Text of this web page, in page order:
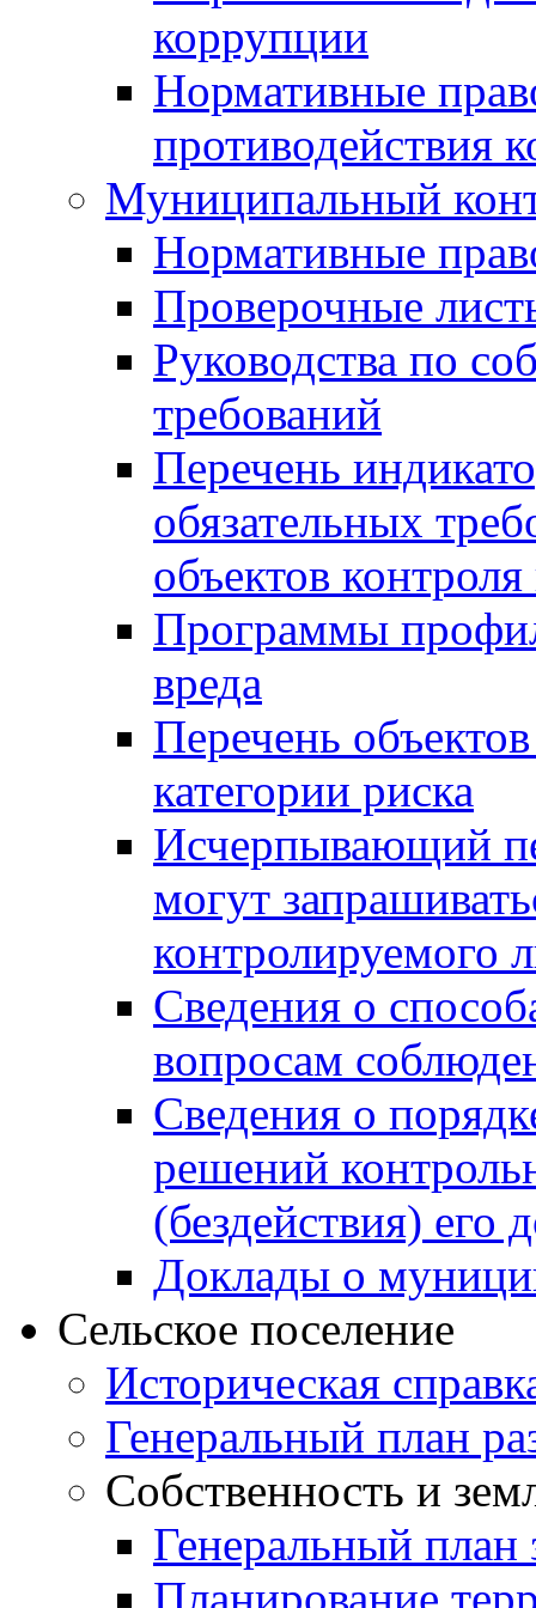
коррупции
Нормативные
противодействия
Муниципальный
Нормативные
Проверочные
Руководства по
требований
Перечень
обязательных
объектов
Программы
вреда
Перечень
категории риска
Исчерпывающий
могут
контролируемого
Сведения о
вопросам
Сведения о
решений
(бездействия)
Доклады о
Сельское поселение
Историческая
Генеральный план
Собственность и
Генеральный план